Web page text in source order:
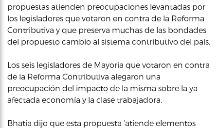
propuestas atienden preocupaciones levantadas por
los legisladores que votaron en contra de la Reforma
Contributiva y que preserva muchas de las bondades
del propuesto cambio al sistema contributivo del país.
Los seis legisladores de Mayoría que votaron en contra
de la Reforma Contributiva alegaron una
preocupación del impacto de la misma sobre la ya
afectada economía y la clase trabajadora.
Bhatia dijo que esta propuesta ‘atiende elementos